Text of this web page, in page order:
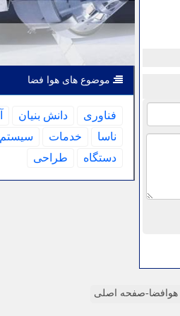
موضوع های هوا فضا
فناوری دانش بنیان
ناسا
خدمات
سیستم
دستگاه
طراحی
هوافضا-صفحه اصلی